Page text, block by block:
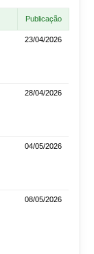
Publicação
23/04/2026
28/04/2026
04/05/2026
08/05/2026